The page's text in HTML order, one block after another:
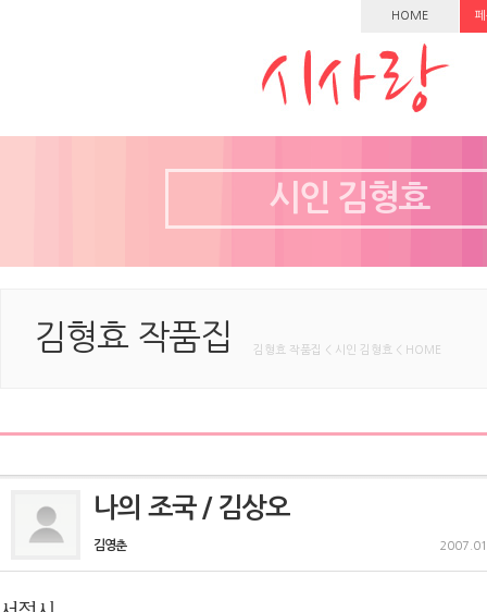
HOME
시인 김형효
김형효 작품집 김형효 작품집 < 시인 김형효 < HOME
나의 조국 / 김상오
김영춘